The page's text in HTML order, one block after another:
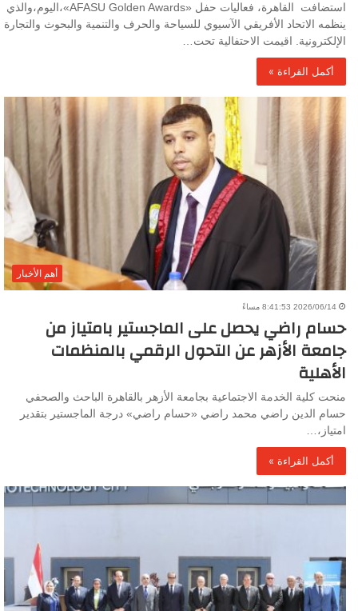
استضافت القاهرة، فعاليات حفل «AFASU Golden Awards»،اليوم،والذي
ينظمه الاتحاد الأفريقي الآسيوي للسياحة والحرف والتنمية والبحوث والتجارة
الإلكترونية. اقيمت الاحتفالية تحت…
أكمل القراءة »
أهم الأخبار
2026/06/14 8:41:53 مساءً
حسام راضي يحصل على الماجستير بامتياز من
جامعة الأزهر عن التحول الرقمي بالمنظمات
الأهلية
منحت كلية الخدمة الاجتماعية بجامعة الأزهر بالقاهرة الباحث والصحفي
حسام الدين راضي محمد راضي «حسام راضي» درجة الماجستير بتقدير
امتياز،…
أكمل القراءة »